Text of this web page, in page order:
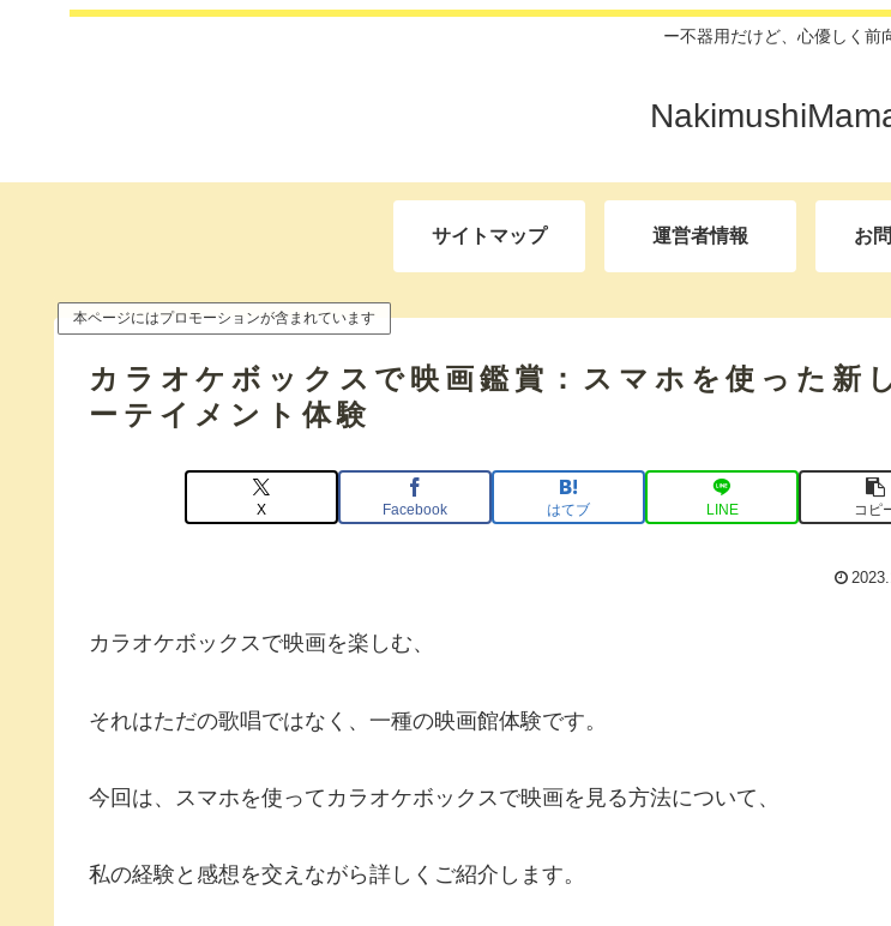
ー不器用だけど、心優しく前
サイトマップ 運営者情報 お
本ページにはプロモーションが含まれています
カラオケボックスで映画鑑賞：スマホを使った新
ーテイメント体験
X Facebook はてブ LINE コピ
カラオケボックスで映画を楽しむ、
それはただの歌唱ではなく、一種の映画館体験です。
今回は、スマホを使ってカラオケボックスで映画を見る方法について、
私の経験と感想を交えながら詳しくご紹介します。